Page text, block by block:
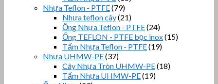
Nhựa Teflon - PTFE(79)
Nhựa teflon cây(21)
Ống Nhựa Teflon - PTFE(24)
Ống TEFLON - PTFE bọc inox(15)
Tấm Nhựa Teflon - PTFE(19)
Nhựa UHMW-PE(37)
Cây Nhựa Tròn UHMW-PE(18)
Tấm Nhựa UHMW-PE(19)